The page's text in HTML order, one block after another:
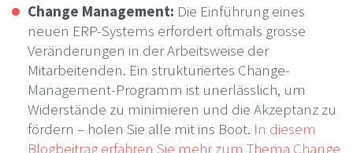
Change Management: Die Einführung eines
neuen ERP-Systems erfordert oftmals grosse
Veränderungen in der Arbeitsweise der
Mitarbeitenden. Ein strukturiertes Change-
Management-Programm ist unerlässlich, um
Widerstände zu minimieren und die Akzeptanz zu
fördern – holen Sie alle mit ins Boot. In diesem
Blogbeitrag erfahren Sie mehr zum Thema Change